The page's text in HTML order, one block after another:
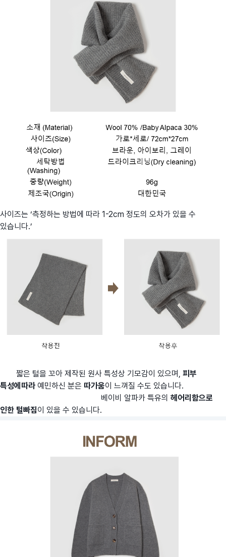
사이즈는 ‘측정하는 방법에 따라 1-2cm 정도의 오차가 있을 수
있습니다.’
짧은 털을 꼬아 제작된 원사 특성상 기모감이 있으며, 피부
특성에따라 예민하신 분은 따가움이 느껴질 수도 있습니다.
베이비 알파카 특유의 헤어리함으로
인한 털빠짐이 있을 수 있습니다.